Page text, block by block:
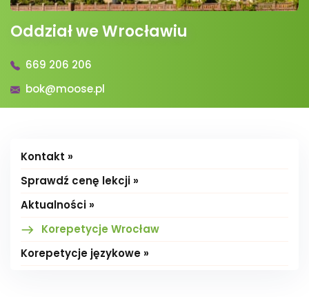
Oddział we Wrocławiu
669 206 206
bok@moose.pl
Kontakt »
Sprawdź cenę lekcji »
Aktualności »
Korepetycje Wrocław
Korepetycje językowe »